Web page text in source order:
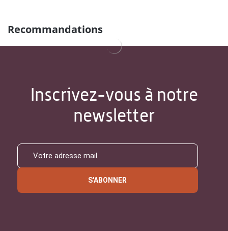
Recommandations
Inscrivez-vous à notre
newsletter
S'ABONNER